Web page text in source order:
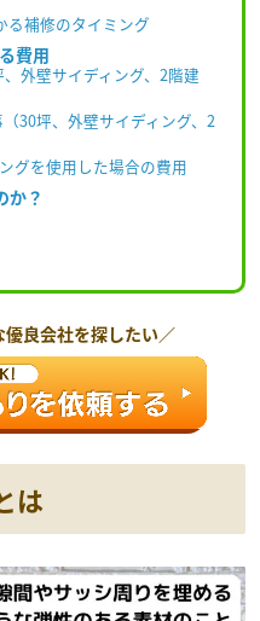
る補修のタイミング
費用
外壁サイディング、2階建
30坪、外壁サイディング、2
グを使用した場合の費用
か？
優良会社を探したい／
は